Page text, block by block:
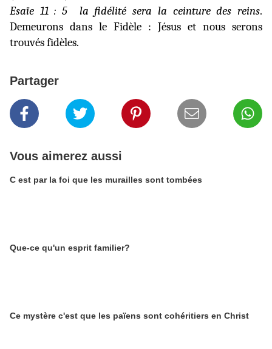
Esaïe 11 : 5
la fidélité sera la ceinture des reins.
Demeurons dans le Fidèle : Jésus et nous serons
trouvés fidèles.
Partager
Vous aimerez aussi
C est par la foi que les murailles sont tombées
Que-ce qu'un esprit familier?
Ce mystère c'est que les païens sont cohéritiers en Christ